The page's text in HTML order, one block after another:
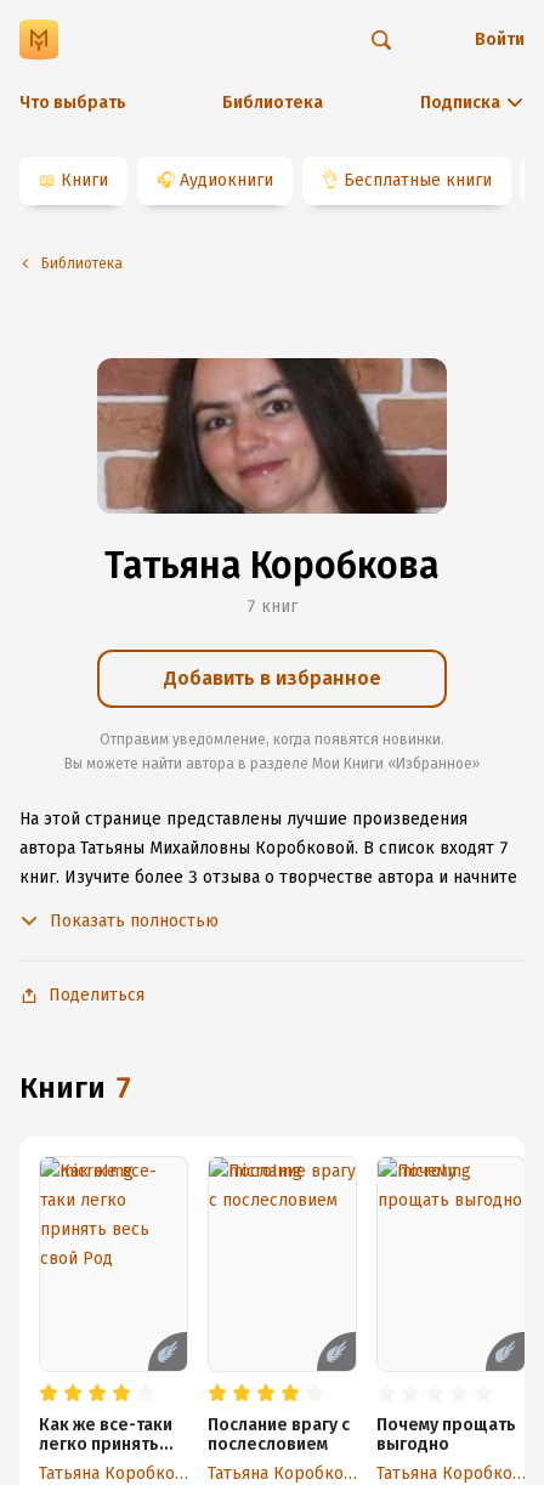
Что выбрать Библиотека Подписка
Войти
📖 Книги 🎧 Аудиокниги 👌 Бесплатные книги
Библиотека
Татьяна Коробкова
7 книг
Добавить в избранное
Отправим уведомление, когда появятся новинки.
Вы можете найти автора в разделе Мои Книги «Избранное»
На этой странице представлены лучшие произведения
автора Татьяны Михайловны Коробковой. В список входят 7
книг. Изучите более 3 отзыва о творчестве автора и начните
с любимыми произведениями даже без подключения
Показать полностью
Поделиться
книги 7
Как же все-таки
легко принять
весь свой Род
Татьяна Коробкова
Послание врагу с
послесловием
Татьяна Коробкова
Почему прощать
выгодно
Татьяна Коробкова